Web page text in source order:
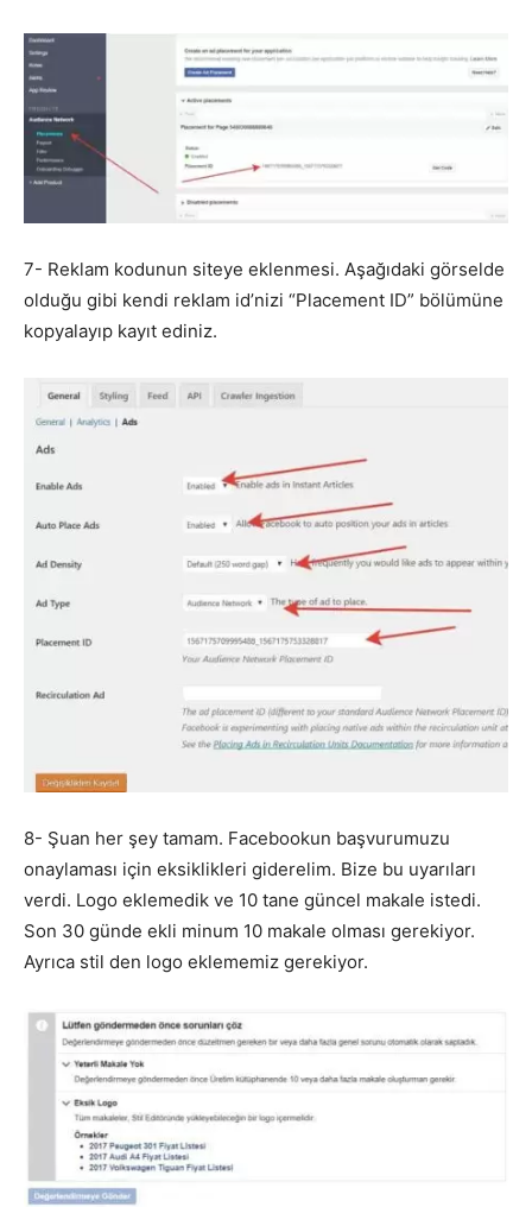
7- Reklam kodunun siteye eklenmesi. Aşağıdaki görselde
olduğu gibi kendi reklam id’nizi “Placement ID” bölümüne
kopyalayıp kayıt ediniz.
8- Şuan her şey tamam. Facebookun başvurumuzu
onaylaması için eksiklikleri giderelim. Bize bu uyarıları
verdi. Logo eklemedik ve 10 tane güncel makale istedi.
Son 30 günde ekli minum 10 makale olması gerekiyor.
Ayrıca stil den logo eklememiz gerekiyor.